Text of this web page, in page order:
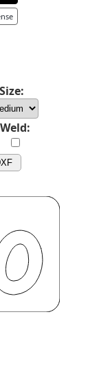
Size:
Weld: